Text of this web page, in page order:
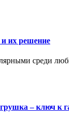
их решение
среди
– ключ к